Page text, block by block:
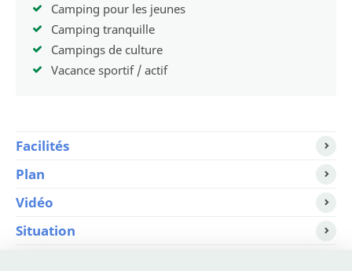
Camping pour les jeunes
Camping tranquille
Campings de culture
Vacance sportif / actif
Facilités
Plan
Vidéo
Situation